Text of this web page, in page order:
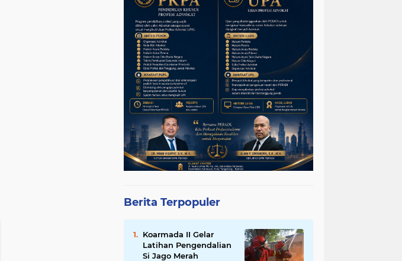
Berita Terpopuler
Koarmada II Gelar
Latihan Pengendalian
Si Jago Merah